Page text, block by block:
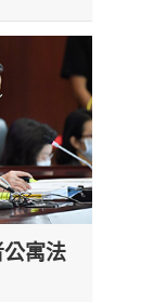
寓法